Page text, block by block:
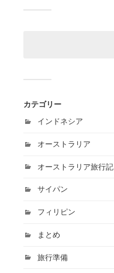
カテゴリー
インドネシア
オーストラリア
オーストラリア旅行記
サイパン
フィリピン
まとめ
旅行準備